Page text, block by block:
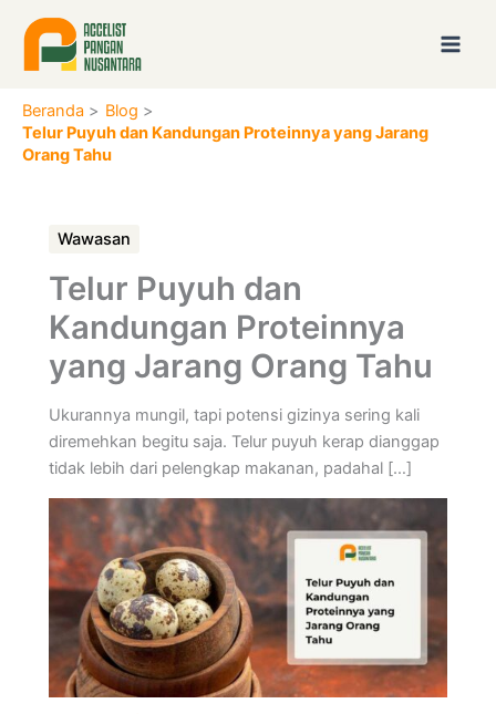
konten
Beranda
Blog
Telur Puyuh dan Kandungan Proteinnya yang Jarang
Orang Tahu
Wawasan
Telur Puyuh dan
Kandungan Proteinnya
yang Jarang Orang Tahu
Ukurannya mungil, tapi potensi gizinya sering kali
diremehkan begitu saja. Telur puyuh kerap dianggap
tidak lebih dari pelengkap makanan, padahal […]